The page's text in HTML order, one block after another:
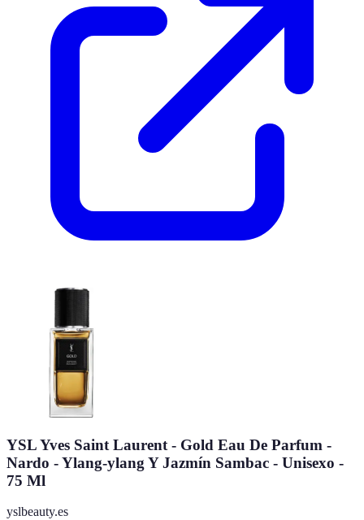
YSL Yves Saint Laurent - Gold Eau De Parfum -
Nardo - Ylang-ylang Y Jazmín Sambac - Unisexo -
75 Ml
yslbeauty.es